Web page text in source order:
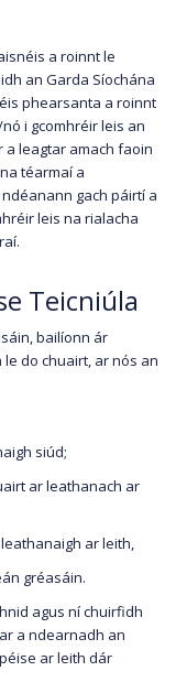
a roinnt le
an Garda Síochána
phearsanta a roinnt
i gcomhréir leis an
leagtar amach faoin
téarmaí a
gach páirtí a
leis na rialacha
Teicniúla
bailíonn ár
do chuairt, ar nós an
siúd;
ar leathanach ar
ar leith,
gréasáin.
agus ní chuirfidh
a ndearnadh an
ar leith dár